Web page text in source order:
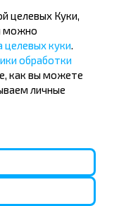
Минск
Пуща
целевых Куки,
можно
целевых куки
обработки
как вы можете
личные